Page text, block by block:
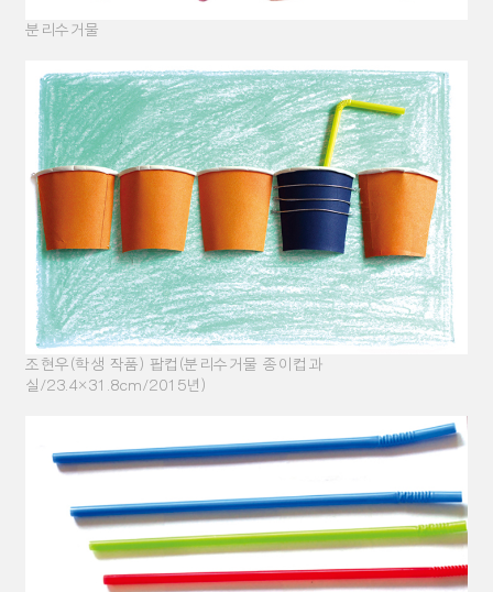
분리수거물
조현우(학생 작품) 팝컵(분리수거물 종이컵과
실/23.4×31.8cm/2015년)